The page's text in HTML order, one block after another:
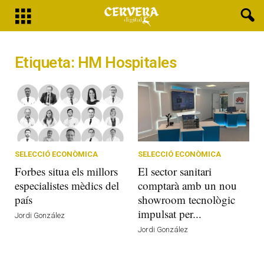
Etiqueta: HM Hospitales
SELECCIÓ ECONÒMICA
Forbes situa els millors
especialistes mèdics del
país
Jordi González
SELECCIÓ ECONÒMICA
El sector sanitari
comptarà amb un nou
showroom tecnològic
impulsat per...
Jordi González